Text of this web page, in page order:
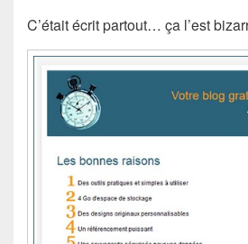
C’était écrit partout… ça l’est